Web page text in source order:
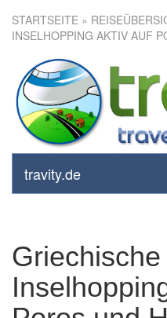
STARTSEITE »
INSELHOPPING AKTIV AUF
travity.de